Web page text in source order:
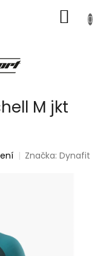
KOŠÍK
M jkt
Značka:Dynafit